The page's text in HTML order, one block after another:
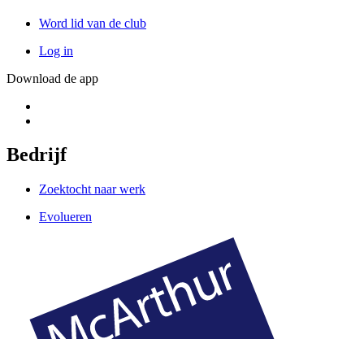
Word lid van de club
Log in
Download de app
Bedrijf
Zoektocht naar werk
Evolueren